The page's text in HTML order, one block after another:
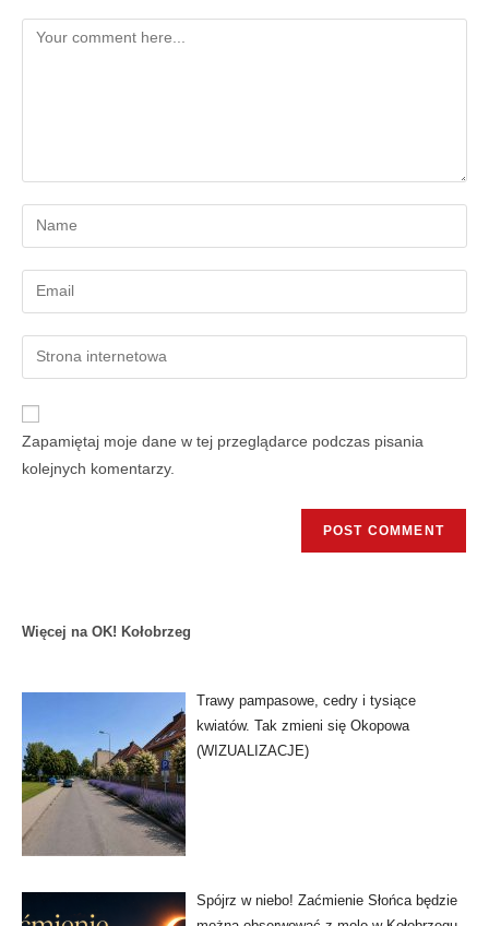
Zapamiętaj moje dane w tej przeglądarce podczas pisania
kolejnych komentarzy.
Więcej na OK! Kołobrzeg
Trawy pampasowe, cedry i tysiące
kwiatów. Tak zmieni się Okopowa
(WIZUALIZACJE)
Spójrz w niebo! Zaćmienie Słońca będzie